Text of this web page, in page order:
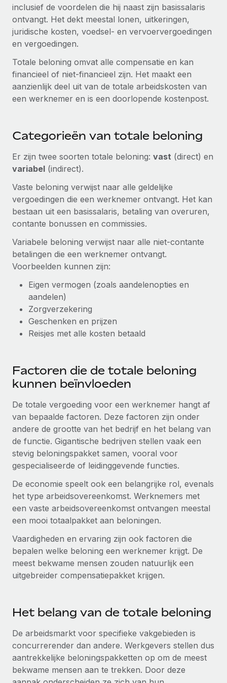
Zzp'ers internationaal onboarden en beheren
PEO
Ingewikkelde HR-taken eenvoudig uitbesteden
INFRASTRUCTUUR
Remote Embedded
HR naadloos in workflows integreren
Ingebouwde essentiële HR-functies voor je team
Verbinden
Nieuw
AI-tools koppelen aan Remote met onze MCP
Integraties
Processen stroomlijnen met essentiële zakelijke tools
Vraag een expert
Krijg hulp van global HR- en juridische experts
Achtergrondonderzoek
Vereenvoudig het screeningsproces van
kandidaten
Compliance Watchtower
Apparaatbeheer
Lever en track wereldwijd IT-middelen
Entiteiten oprichten
Stel snel compliant entiteiten op
Mobiliteit en overplaatsing
Plaats werknemers moeiteloos over
Secundaire arbeidsvoorwaarden
Eenvoudig secundaire arbeidsvoorwaarden
beheren
GROEIFASE
Start-ups
Flexibele global HR en payroll solutions voor groeiende
bedrijven
Mid-market
Teams uitbreiden met HR solutions op maat
Global HR voor grote bedrijven
WERK MET ONS SAMEN
Strategische technologiepartners
Integreer global HR flexibel in je platform
Remote Build
Binnenkort beschikbaar
Integraties en advies over AI-automatiseringen
CASESTUDY'S
Betalingscalculator voor zzp'ers
Ontdek valuta-opties en betaalsnelheden voor
internationale zzp'ers
LEREN MET REMOTE
Onderzoek en gidsen
Casestudy's
Checklists en templates
Bibliotheek met functiebeschrijvingen
Webinars
Evenementen
Newsroom
Inzicht in salaris en talent
Inzichtencentrum
Support
Alle bronnen bekijken
EOR en PEO
Contractor Management
Belastingen
Naar de blog
Productupdates van Remote: Gusto- en Xero-
integraties en Contractor Management Plus
te helpen bij het aannemen, beheren en...
Meer informatie
mobiele groeiadviessector, zet zich sinds 2016...
Meer informatie
Nederlands
Français
Deutsch
Português (Portugal)
日本語
한국어
中文（简体）
Inloggen
inclusief de voordelen die hij naast zijn basissalaris
ontvangt. Het dekt meestal lonen, uitkeringen,
juridische kosten, voedsel- en vervoervergoedingen
en vergoedingen.
Totale beloning omvat alle compensatie en kan
financieel of niet-financieel zijn. Het maakt een
aanzienlijk deel uit van de totale arbeidskosten van
een werknemer en is een doorlopende kostenpost.
Categorieën van totale beloning
Er zijn twee soorten totale beloning: vast (direct) en
variabel (indirect).
Vaste beloning verwijst naar alle geldelijke
vergoedingen die een werknemer ontvangt. Het kan
bestaan uit een basissalaris, betaling van overuren,
contante bonussen en commissies.
Variabele beloning verwijst naar alle niet-contante
betalingen die een werknemer ontvangt.
Voorbeelden kunnen zijn:
Eigen vermogen (zoals aandelenopties en
aandelen)
Zorgverzekering
Geschenken en prijzen
Reisjes met alle kosten betaald
Factoren die de totale beloning
kunnen beïnvloeden
De totale vergoeding voor een werknemer hangt af
van bepaalde factoren. Deze factoren zijn onder
andere de grootte van het bedrijf en het belang van
de functie. Gigantische bedrijven stellen vaak een
stevig beloningspakket samen, vooral voor
gespecialiseerde of leidinggevende functies.
De economie speelt ook een belangrijke rol, evenals
het type arbeidsovereenkomst. Werknemers met
een vaste arbeidsovereenkomst ontvangen meestal
een mooi totaalpakket aan beloningen.
Vaardigheden en ervaring zijn ook factoren die
bepalen welke beloning een werknemer krijgt. De
meest bekwame mensen zouden natuurlijk een
uitgebreider compensatiepakket krijgen.
Het belang van de totale beloning
De arbeidsmarkt voor specifieke vakgebieden is
concurrerender dan andere. Werkgevers stellen dus
aantrekkelijke beloningspakketten op om de meest
bekwame mensen aan te trekken. Door deze